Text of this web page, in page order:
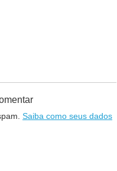
Saiba como seus dados